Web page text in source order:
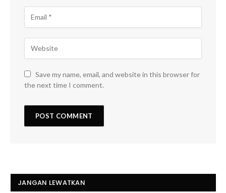
Save my name, email, and website in this browser for
the next time I comment.
JANGAN LEWATKAN